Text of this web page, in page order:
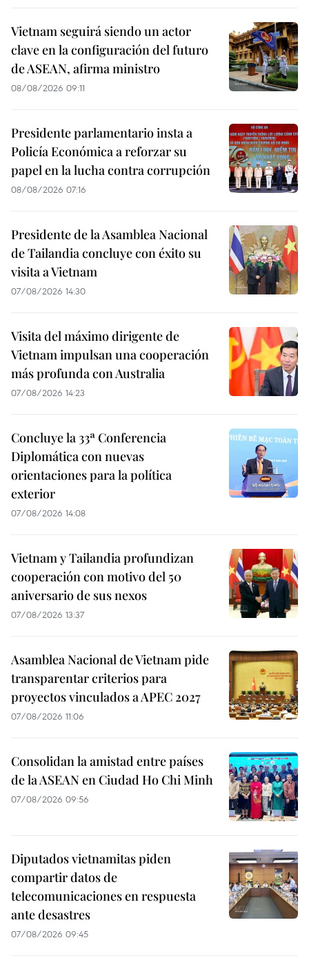
Vietnam seguirá siendo un actor
clave en la configuración del futuro
de ASEAN, afirma ministro
08/08/2026 09:11
Presidente parlamentario insta a
Policía Económica a reforzar su
papel en la lucha contra corrupción
08/08/2026 07:16
Presidente de la Asamblea Nacional
de Tailandia concluye con éxito su
visita a Vietnam
07/08/2026 14:30
Visita del máximo dirigente de
Vietnam impulsan una cooperación
más profunda con Australia
07/08/2026 14:23
Concluye la 33ª Conferencia
Diplomática con nuevas
orientaciones para la política
exterior
07/08/2026 14:08
Vietnam y Tailandia profundizan
cooperación con motivo del 50
aniversario de sus nexos
07/08/2026 13:37
Asamblea Nacional de Vietnam pide
transparentar criterios para
proyectos vinculados a APEC 2027
07/08/2026 11:06
Consolidan la amistad entre países
de la ASEAN en Ciudad Ho Chi Minh
07/08/2026 09:56
Diputados vietnamitas piden
compartir datos de
telecomunicaciones en respuesta
ante desastres
07/08/2026 09:45